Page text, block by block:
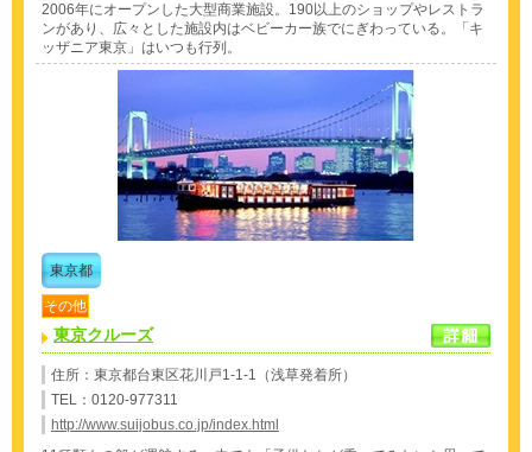
2006年にオープンした大型商業施設。190以上のショップやレストラ
ンがあり、広々とした施設内はベビーカー族でにぎわっている。「キ
ッザニア東京」はいつも行列。
東京都
その他
東京クルーズ
住所：東京都台東区花川戸1-1-1（浅草発着所）
TEL：0120-977311
http://www.suijobus.co.jp/index.html